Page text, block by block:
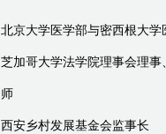
北京大学医学部与密西根大
芝加哥大学法学院理事会理
师
西安乡村发展基金会监事长